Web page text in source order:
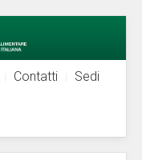
Contatti
Sedi